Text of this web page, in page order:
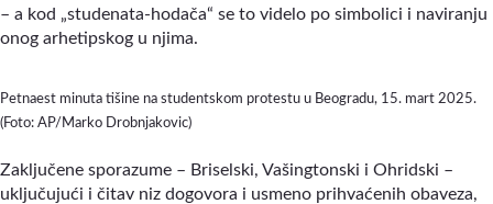
– a kod „studenata-hodača“ se to videlo po simbolici i naviranju
onog arhetipskog u njima.
Petnaest minuta tišine na studentskom protestu u Beogradu, 15. mart 2025.
(Foto: AP/Marko Drobnjakovic)
Zaključene sporazume – Briselski, Vašingtonski i Ohridski –
uključujući i čitav niz dogovora i usmeno prihvaćenih obaveza,